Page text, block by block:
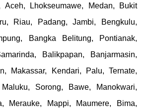
Aceh, Lhokseumawe, Medan, Bukit
Riau, Padang, Jambi, Bengkulu,
Bangka Belitung, Pontianak,
Balikpapan, Banjarmasin,
Makassar, Kendari, Palu, Ternate,
Sorong, Bawe, Manokwari,
Merauke, Mappi, Maumere, Bima,